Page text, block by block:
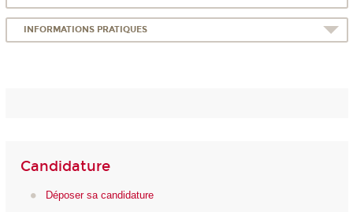
INFORMATIONS PRATIQUES
Candidature
Déposer sa candidature